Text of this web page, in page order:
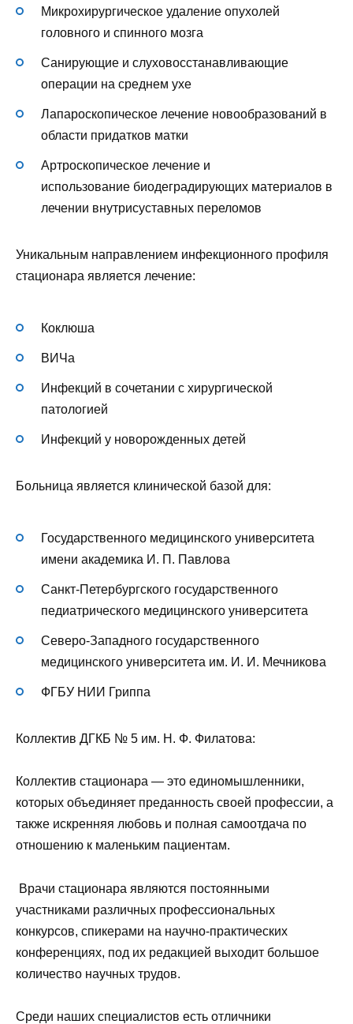
Микрохирургическое удаление опухолей
головного и спинного мозга
Санирующие и слуховосстанавливающие
операции на среднем ухе
Лапароскопическое лечение новообразований в
области придатков матки
Артроскопическое лечение и
использование биодеградирующих материалов в
лечении внутрисуставных переломов
Уникальным направлением инфекционного профиля
стационара является лечение:
Коклюша
ВИЧа
Инфекций в сочетании с хирургической
патологией
Инфекций у новорожденных детей
Больница является клинической базой для:
Государственного медицинского университета
имени академика И. П. Павлова
Санкт-Петербургского государственного
педиатрического медицинского университета
Северо-Западного государственного
медицинского университета им. И. И. Мечникова
ФГБУ НИИ Гриппа
Коллектив ДГКБ № 5 им. Н. Ф. Филатова:
Коллектив стационара — это единомышленники,
которых объединяет преданность своей профессии, а
также искренняя любовь и полная самоотдача по
отношению к маленьким пациентам.
Врачи стационара являются постоянными
участниками различных профессиональных
конкурсов, спикерами на научно-практических
конференциях, под их редакцией выходит большое
количество научных трудов.
Среди наших специалистов есть отличники